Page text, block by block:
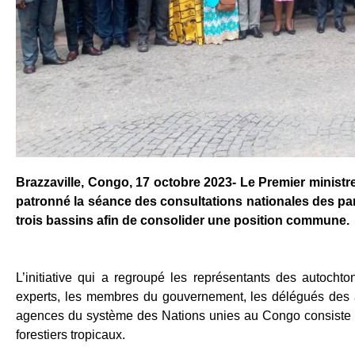
Brazzaville, Congo, 17 octobre 2023- Le Premier
patronné la séance des consultations nationales des
trois bassins afin de consolider une position commune.
L’initiative qui a regroupé les représentants des
experts, les membres du gouvernement, les délégués
agences du système des Nations unies au Congo
forestiers tropicaux.